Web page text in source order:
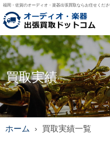
福岡・佐賀のオーディオ・楽器出張買取ならお任せくださ
買取実績
ホーム › 買取実績一覧